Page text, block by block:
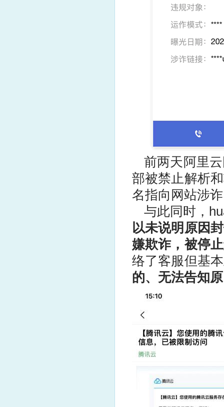
前两天 阿里云
部被禁止解析
名指向 网站涉
与此同时，
以未说明原因
嫌欺诈，被停
络了客服但基
的、无法告知